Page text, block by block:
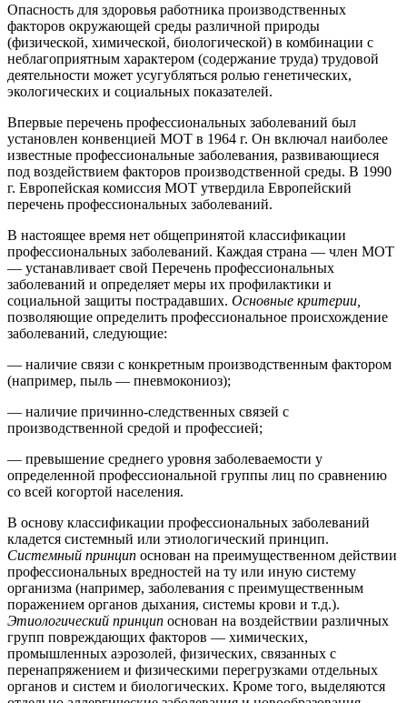
Опасность для здоровья работника производственных
факторов окружающей среды различной природы
(физической, химической, биологической) в комбинации с
неблагоприятным характером (содержание труда) трудовой
деятельности может усугубляться ролью генетических,
экологических и социальных показателей.
Впервые перечень профессиональных заболеваний был
установлен конвенцией МОТ в 1964 г. Он включал наиболее
известные профессиональные заболевания, развивающиеся
под воздействием факторов производственной среды. В 1990
г. Европейская комиссия МОТ утвердила Европейский
перечень профессиональных заболеваний.
В настоящее время нет общепринятой классификации
профессиональных заболеваний. Каждая страна — член МОТ
— устанавливает свой Перечень профессиональных
заболеваний и определяет меры их профилактики и
социальной защиты пострадавших. Основные критерии,
позволяющие определить профессиональное происхождение
заболеваний, следующие:
— наличие связи с конкретным производственным фактором
(например, пыль — пневмокониоз);
— наличие причинно-следственных связей с
производственной средой и профессией;
— превышение среднего уровня заболеваемости у
определенной профессиональной группы лиц по сравнению
со всей когортой населения.
В основу классификации профессиональных заболеваний
кладется системный или этиологический принцип.
Системный принцип основан на преимущественном действии
профессиональных вредностей на ту или иную систему
организма (например, заболевания с преимущественным
поражением органов дыхания, системы крови и т.д.).
Этиологический принцип основан на воздействии различных
групп повреждающих факторов — химических,
промышленных аэрозолей, физических, связанных с
перенапряжением и физическими перегрузками отдельных
органов и систем и биологических. Кроме того, выделяются